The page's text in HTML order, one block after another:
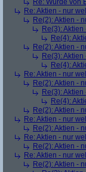
Re: Würde von
Re: Aktien - nur
Re(2): Aktien -
Re(3):
Re(4):
Re(2): Aktien -
Re(3):
Re(4):
Re: Aktien - nur
Re(2): Aktien -
Re(3):
Re(4):
Re(2): Aktien -
Re: Aktien - nur
Re(2): Aktien -
Re: Aktien - nur
Re(2): Aktien -
Re: Aktien - nur
Re(2): Aktien -